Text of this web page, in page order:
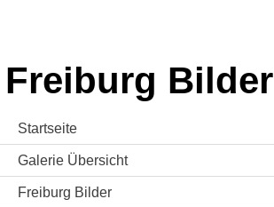
Freiburg Bilder
Startseite
Galerie Übersicht
Freiburg Bilder